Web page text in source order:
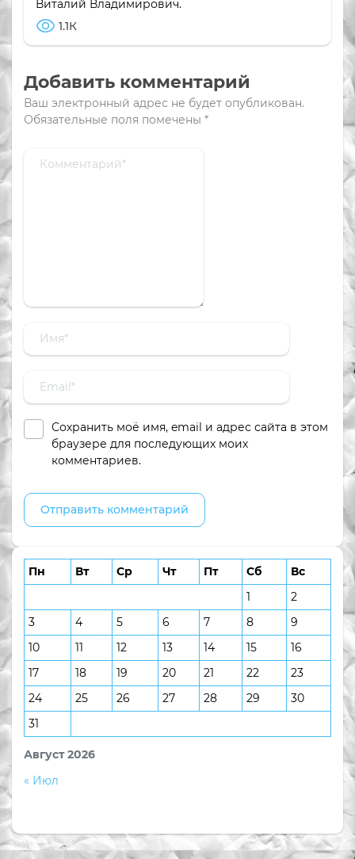
Виталий Владимирович.
1.1К
Добавить комментарий
Ваш электронный адрес не будет опубликован.
Обязательные поля помечены *
Сохранить моё имя, email и адрес сайта в этом
браузере для последующих моих
комментариев.
Август 2026
Пн Вт Ср Чт Пт Сб
Вс
1
2
3
4 5 6 7 8
9
10
11 12 13 14 15
16
17
18 19 20 21 22
23
24
25 26 27 28 29
30
31
« Июл